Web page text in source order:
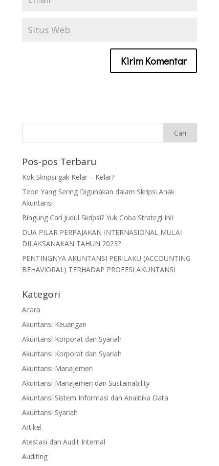
Pos-pos Terbaru
Kok Skripsi gak Kelar – Kelar?
Teori Yang Sering Digunakan dalam Skripsi Anak
Akuntansi
Bingung Cari Judul Skripsi? Yuk Coba Strategi Ini!
DUA PILAR PERPAJAKAN INTERNASIONAL MULAI
DILAKSANAKAN TAHUN 2023?
PENTINGNYA AKUNTANSI PERILAKU (ACCOUNTING
BEHAVIORAL) TERHADAP PROFESI AKUNTANSI
Kategori
Acara
Akuntansi Keuangan
Akuntansi Korporat dan Syariah
Akuntansi Korporat dan Syariah
Akuntansi Manajemen
Akuntansi Manajemen dan Sustainability
Akuntansi Sistem Informasi dan Analitika Data
Akuntansi Syariah
Artikel
Atestasi dan Audit Internal
Auditing